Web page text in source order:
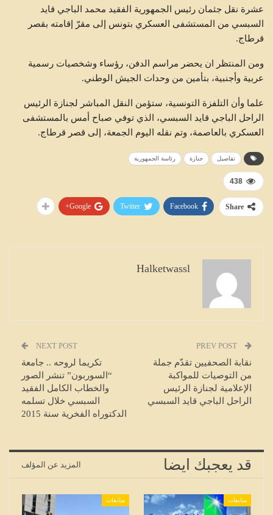
عشرة نقل جثمان رئيس الجمهورية الفقيد محمد الباجي قايد
السبسي من المستشفى العسكري بتونس إلى مقرّ إقامته بقصر
قرطاج.
ومن المنتظر ان يحضر مراسم الدفن، رؤساء وشخصيات رسمية
عربية وأجنبية، بتأمين من وحدات الجيش الوطني.
علما وأن التلفزة التونسية، ستؤمن النقل المباشر لجنازة الرئيس
الراحل الباجي قايد السبسي، الذي توفي صباح أمس بالمستشفى
العسكري بالعاصمة، وتم نقله اليوم الجمعة، إلى قصر قرطاج.
تفاصيل جنازة رئاسة الجمهورية
438
Share
Facebook
Twitter
Google+
Halketwassl
نقابة الصحفیین تقدّم جملة
من التوصیات للمواكبة
الإعلامیة لجنازة الرئیس
الراحل الباجي قاید السبسي
NEXT POST
تكريما لروحه .. جامعة
“السوربون” تنشر الصور
والخطاب الكامل الفقيد
السبسي خلال تسلمه
الدكتوراه الفخرية سنة 2015
قد يعجبك ايضا المزيد عن المؤلف
متابعات متابعات